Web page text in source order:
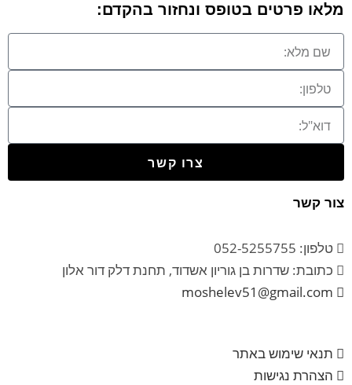
מלאו פרטים בטופס ונחזור בהקדם:
צרו קשר
צור קשר
טלפון: 052-5255755
כתובת: שדרות בן גוריון אשדוד, תחנת דלק דור אלון
moshelev51@gmail.com
תנאי שימוש באתר
הצהרת נגישות